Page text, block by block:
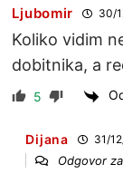
Ljubomir 30/
Koliko vidim
dobitnika, a
5
Dijana 31/
Odgovor